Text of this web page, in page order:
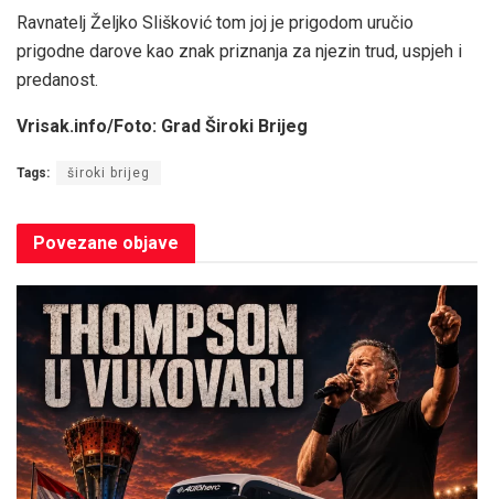
Ravnatelj Željko Slišković tom joj je prigodom uručio
prigodne darove kao znak priznanja za njezin trud, uspjeh i
predanost.
Vrisak.info/Foto: Grad Široki Brijeg
Tags: široki brijeg
Povezane objave